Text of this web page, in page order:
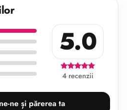
5.0
4 recenzii
ne și părerea ta